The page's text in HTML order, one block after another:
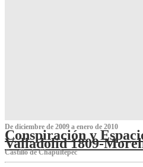
De diciembre de 2009 a enero de 2010
Conspiración y
Valladolid 1809-
Castillo de Chapultepec